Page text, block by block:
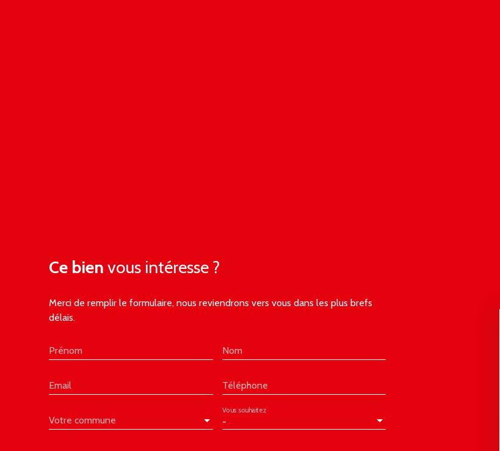
Ce bien vous intéresse ?
Merci de remplir le formulaire, nous reviendrons vers vous dans les plus brefs
délais.
Prénom Nom
Email Téléphone
Votre commune -
Vous souhaitez